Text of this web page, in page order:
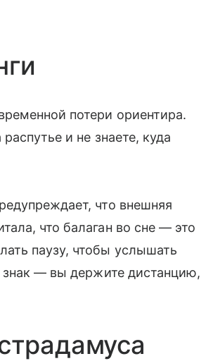
потери ориентира.
и не знаете, куда
что внешняя
что балаган во сне — это
паузу, чтобы услышать
знак — вы держите дистанцию,